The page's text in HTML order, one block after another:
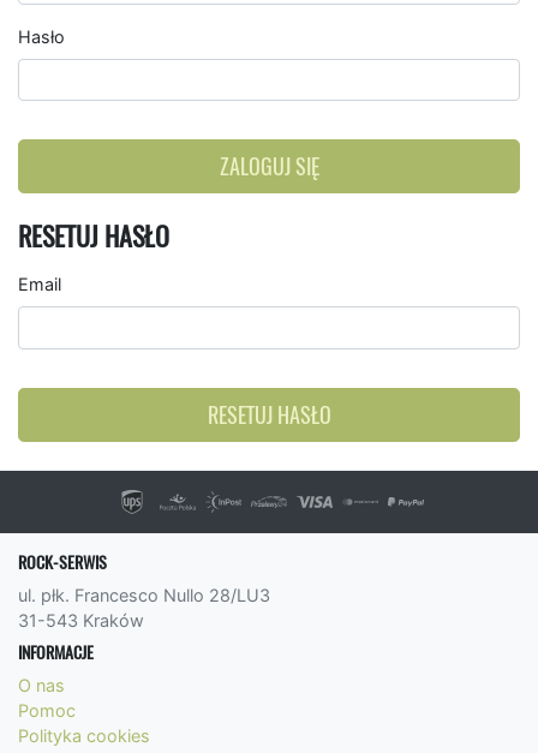
Hasło
ZALOGUJ SIĘ
RESETUJ HASŁO
Email
RESETUJ HASŁO
ROCK-SERWIS
ul. płk. Francesco Nullo 28/LU3
31-543 Kraków
INFORMACJE
O nas
Pomoc
Polityka cookies